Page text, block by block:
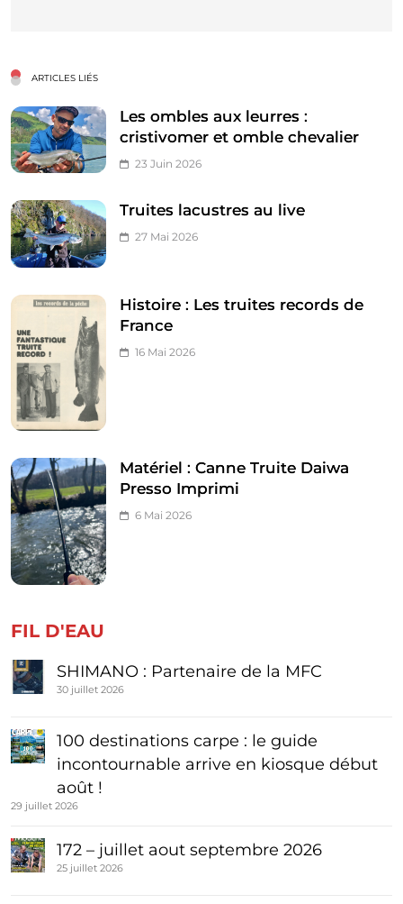
ARTICLES LIÉS
Les ombles aux leurres :
cristivomer et omble chevalier
23 Juin 2026
Truites lacustres au live
27 Mai 2026
Histoire : Les truites records de
France
16 Mai 2026
Matériel : Canne Truite Daiwa
Presso Imprimi
6 Mai 2026
FIL D'EAU
SHIMANO : Partenaire de la MFC
30 juillet 2026
100 destinations carpe : le guide
incontournable arrive en kiosque début
août !
29 juillet 2026
172 – juillet aout septembre 2026
25 juillet 2026